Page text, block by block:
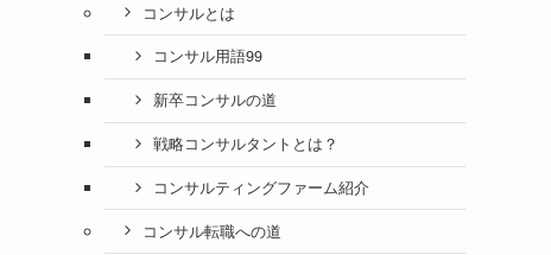
コンサルとは
コンサル用語99
新卒コンサルの道
戦略コンサルタントとは？
コンサルティングファーム紹介
コンサル転職への道